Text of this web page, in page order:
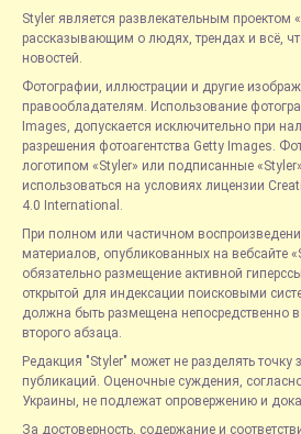
Styler является развлекательным проектом
рассказывающим о людях, трендах и всё,
новостей.
Фотографии, иллюстрации и другие
правообладателям. Использование
Images, допускается исключительно при
разрешения фотоагентства Getty Images.
логотипом «Styler» или подписанные
использоваться на условиях лицензии
4.0 International.
При полном или частичном
материалов, опубликованных на вебсайте
обязательно размещение активной
открытой для индексации поисковыми
должна быть размещена непосредственно в
второго абзаца.
Редакция "Styler" может не разделять точку
публикаций. Оценочные суждения,
Украины, не подлежат опровержению и
За достоверность, содержание и